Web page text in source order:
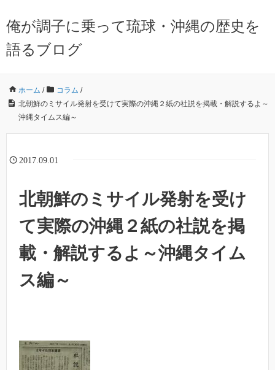
俺が調子に乗って琉球・沖縄の歴史を
語るブログ
ホーム / コラム /
北朝鮮のミサイル発射を受けて実際の沖縄２紙の社説を掲載・解説するよ～
沖縄タイムス編～
2017.09.01
北朝鮮のミサイル発射を受け
て実際の沖縄２紙の社説を掲
載・解説するよ～沖縄タイム
ス編～